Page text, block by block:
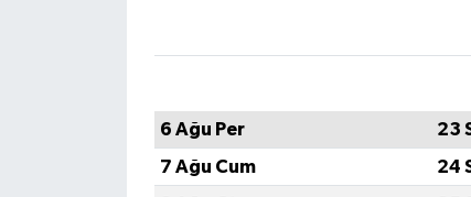
6 Ağu Per
23
7 Ağu Cum
24